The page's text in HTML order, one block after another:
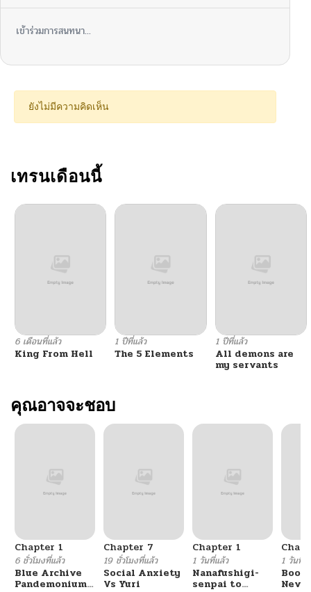
เข้าร่วมการสนทนา...
ยังไม่มีความคิดเห็น
เทรนเดือนนี้
6 เดือนที่แล้ว
King From Hell
1 ปีที่แล้ว
The 5 Elements
1 ปีที่แล้ว
All demons are
my servants
คุณอาจจะชอบ
Chapter 1
6 ชั่วโมงที่แล้ว
Blue Archive
Pandemonium
Chapter 7
19 ชั่วโมงที่แล้ว
Social Anxiety
Vs Yuri
Chapter 1
1 วันที่แล้ว
Nanafushigi-
senpai to
1 วันที่แ